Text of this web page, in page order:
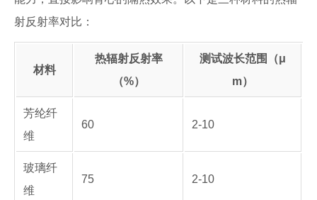
射反射率对比：
材料
热辐射反射率
（%）
测试波长范围（μ
m）
芳纶纤
维
60 2-10
玻璃纤
维
75 2-10